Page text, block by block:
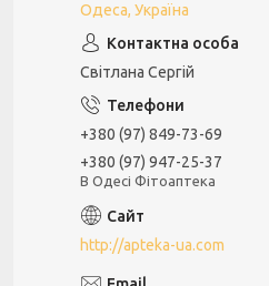
Одеса, Україна
Світлана Сергій
+380 (97) 849-73-69
+380 (97) 947-25-37
В Одесі Фітоаптека
http://apteka-ua.com